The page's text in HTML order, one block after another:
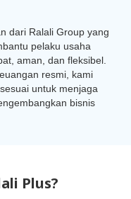
dari Ralali Group yang
pelaku usaha
aman, dan fleksibel.
resmi, kami
untuk menjaga
bisnis
Plus?